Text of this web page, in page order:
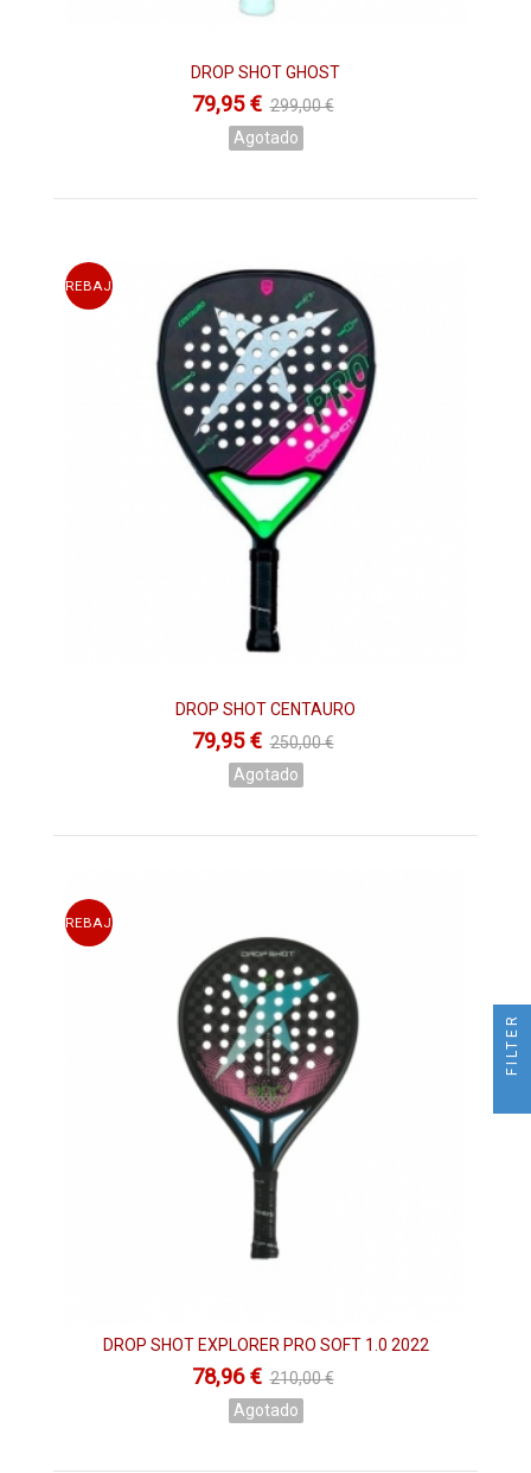
DROP SHOT GHOST
79,95 € 299,00 €
Agotado
REBAJAS
DROP SHOT CENTAURO
79,95 € 250,00 €
Agotado
REBAJAS
DROP SHOT EXPLORER PRO SOFT 1.0 2022
78,96 € 210,00 €
Agotado
FILTER